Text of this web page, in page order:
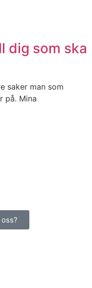
dig som ska
saker man som
på. Mina